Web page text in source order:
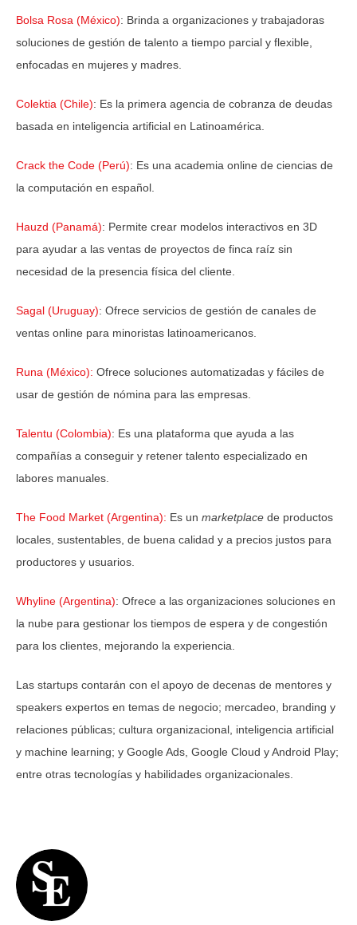
Bolsa Rosa (México): Brinda a organizaciones y trabajadoras
soluciones de gestión de talento a tiempo parcial y flexible,
enfocadas en mujeres y madres.
Colektia (Chile): Es la primera agencia de cobranza de deudas
basada en inteligencia artificial en Latinoamérica.
Crack the Code (Perú): Es una academia online de ciencias de
la computación en español.
Hauzd (Panamá): Permite crear modelos interactivos en 3D
para ayudar a las ventas de proyectos de finca raíz sin
necesidad de la presencia física del cliente.
Sagal (Uruguay): Ofrece servicios de gestión de canales de
ventas online para minoristas latinoamericanos.
Runa (México): Ofrece soluciones automatizadas y fáciles de
usar de gestión de nómina para las empresas.
Talentu (Colombia): Es una plataforma que ayuda a las
compañías a conseguir y retener talento especializado en
labores manuales.
The Food Market (Argentina): Es un marketplace de productos
locales, sustentables, de buena calidad y a precios justos para
productores y usuarios.
Whyline (Argentina): Ofrece a las organizaciones soluciones en
la nube para gestionar los tiempos de espera y de congestión
para los clientes, mejorando la experiencia.
Las startups contarán con el apoyo de decenas de mentores y
speakers expertos en temas de negocio; mercadeo, branding y
relaciones públicas; cultura organizacional, inteligencia artificial
y machine learning; y Google Ads, Google Cloud y Android Play;
entre otras tecnologías y habilidades organizacionales.